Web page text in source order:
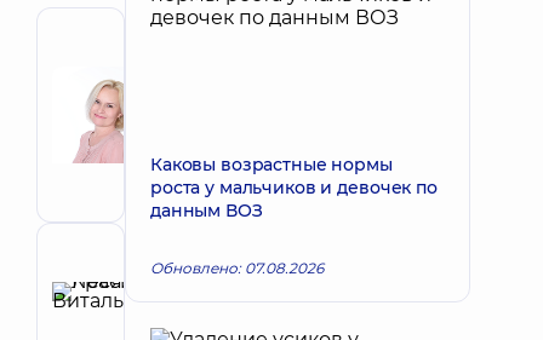
Акушер-
гинеколог;
Врач
Рецензент
Запись к врачу
Каковы возрастные нормы
роста у мальчиков и девочек по
данным ВОЗ
Обновлено: 07.08.2026